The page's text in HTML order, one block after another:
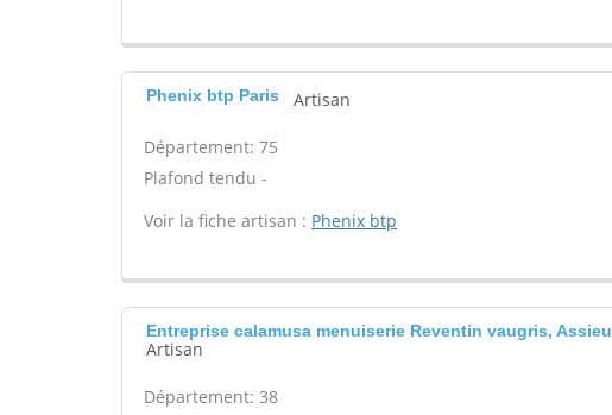
Phenix btp Paris Artisan
Département: 75
Plafond tendu -
Voir la fiche artisan : Phenix btp
Entreprise calamusa menuiserie Reventin vaugris, Assieu
Artisan
Département: 38